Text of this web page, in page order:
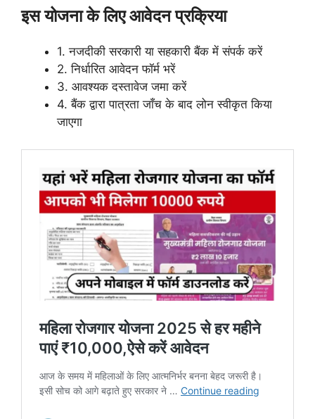
इस योजना के लिए आवेदन प्रक्रिया
1. नजदीकी सरकारी या सहकारी बैंक में संपर्क करें
2. निर्धारित आवेदन फॉर्म भरें
3. आवश्यक दस्तावेज जमा करें
4. बैंक द्वारा पात्रता जाँच के बाद लोन स्वीकृत किया
जाएगा